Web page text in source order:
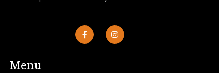
F
a
c
I
n
s
Menu